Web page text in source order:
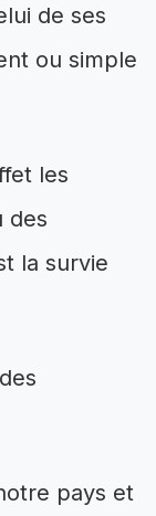
de ses
ou simple
les
des
la survie
pays et